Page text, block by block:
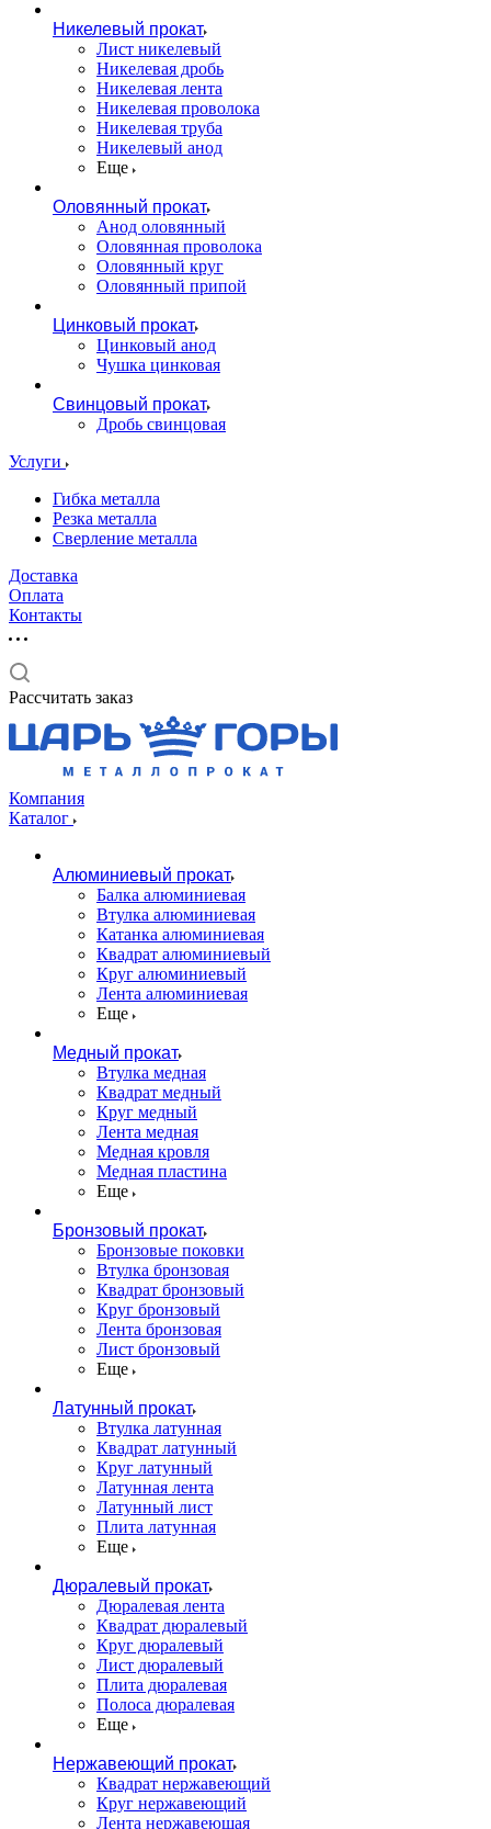
Никелевый прокат
Лист никелевый
Никелевая дробь
Никелевая лента
Никелевая проволока
Никелевая труба
Никелевый анод
Еще
Оловянный прокат
Анод оловянный
Оловянная проволока
Оловянный круг
Оловянный припой
Цинковый прокат
Цинковый анод
Чушка цинковая
Свинцовый прокат
Дробь свинцовая
Услуги
Гибка металла
Резка металла
Сверление металла
Доставка
Оплата
Контакты
Рассчитать заказ
Компания
Каталог
Алюминиевый прокат
Балка алюминиевая
Втулка алюминиевая
Катанка алюминиевая
Квадрат алюминиевый
Круг алюминиевый
Лента алюминиевая
Еще
Медный прокат
Втулка медная
Квадрат медный
Круг медный
Лента медная
Медная кровля
Медная пластина
Еще
Бронзовый прокат
Бронзовые поковки
Втулка бронзовая
Квадрат бронзовый
Круг бронзовый
Лента бронзовая
Лист бронзовый
Еще
Латунный прокат
Втулка латунная
Квадрат латунный
Круг латунный
Латунная лента
Латунный лист
Плита латунная
Еще
Дюралевый прокат
Дюралевая лента
Квадрат дюралевый
Круг дюралевый
Лист дюралевый
Плита дюралевая
Полоса дюралевая
Еще
Нержавеющий прокат
Квадрат нержавеющий
Круг нержавеющий
Лента нержавеющая